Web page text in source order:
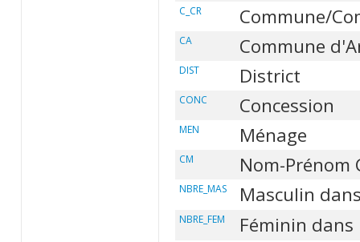
C_CR Commune/
CA Commune
DIST District
CONC Concession
MEN Ménage
CM Nom-Prénom
NBRE_MAS Masculin
NBRE_FEM Féminin dans